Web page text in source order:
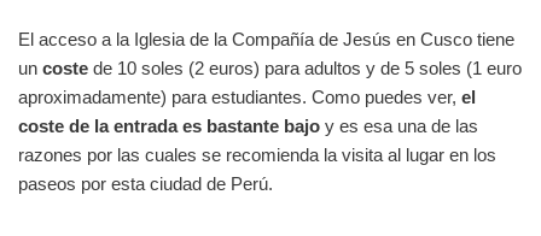
El acceso a la Iglesia de la Compañía de Jesús en Cusco tiene
un coste de 10 soles (2 euros) para adultos y de 5 soles (1 euro
aproximadamente) para estudiantes. Como puedes ver, el
coste de la entrada es bastante bajo y es esa una de las
razones por las cuales se recomienda la visita al lugar en los
paseos por esta ciudad de Perú.